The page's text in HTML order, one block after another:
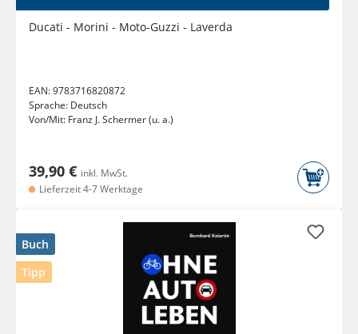
Ducati - Morini - Moto-Guzzi - Laverda
EAN:9783716820872
Sprache: Deutsch
Von/Mit: Franz J. Schermer (u. a.)
39,90 € inkl. MwSt.
Lieferzeit 4-7 Werktage
Buch
Tipp